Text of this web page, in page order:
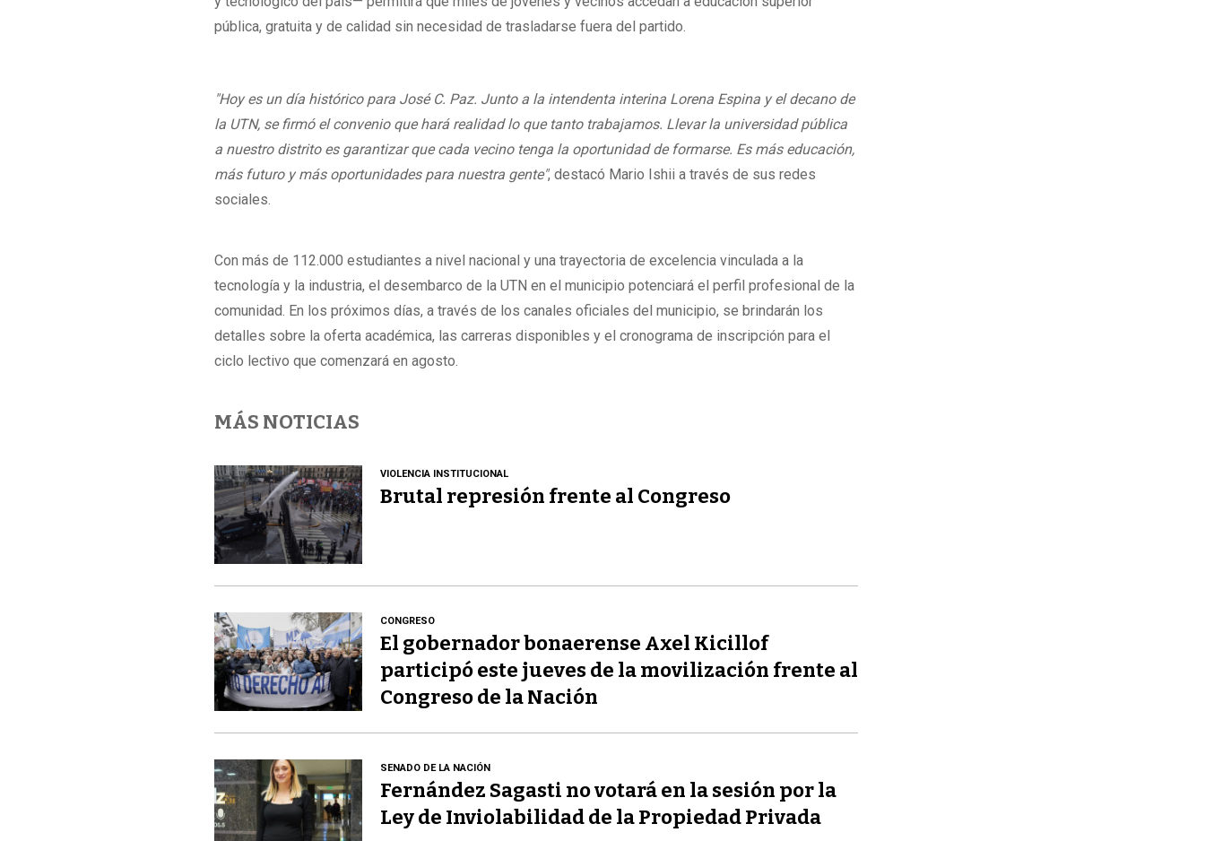
pública, gratuita y de calidad sin necesidad de trasladarse fuera del partido.
"Hoy es un día histórico para José C. Paz. Junto a la intendenta interina Lorena Espina y el decano de
la UTN, se firmó el convenio que hará realidad lo que tanto trabajamos. Llevar la universidad pública
a nuestro distrito es garantizar que cada vecino tenga la oportunidad de formarse. Es más educación,
más futuro y más oportunidades para nuestra gente", destacó Mario Ishii a través de sus redes
sociales.
Con más de 112.000 estudiantes a nivel nacional y una trayectoria de excelencia vinculada a la
tecnología y la industria, el desembarco de la UTN en el municipio potenciará el perfil profesional de la
comunidad. En los próximos días, a través de los canales oficiales del municipio, se brindarán los
detalles sobre la oferta académica, las carreras disponibles y el cronograma de inscripción para el
ciclo lectivo que comenzará en agosto.
MÁS NOTICIAS
VIOLENCIA INSTITUCIONAL
Brutal represión frente al Congreso
CONGRESO
El gobernador bonaerense Axel Kicillof
participó este jueves de la movilización frente al
Congreso de la Nación
SENADO DE LA NACIÓN
Fernández Sagasti no votará en la sesión por la
Ley de Inviolabilidad de la Propiedad Privada